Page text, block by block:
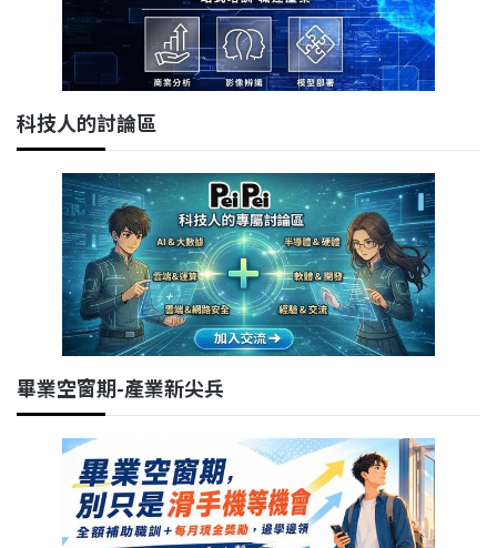
科技人的討論區
畢業空窗期-產業新尖兵